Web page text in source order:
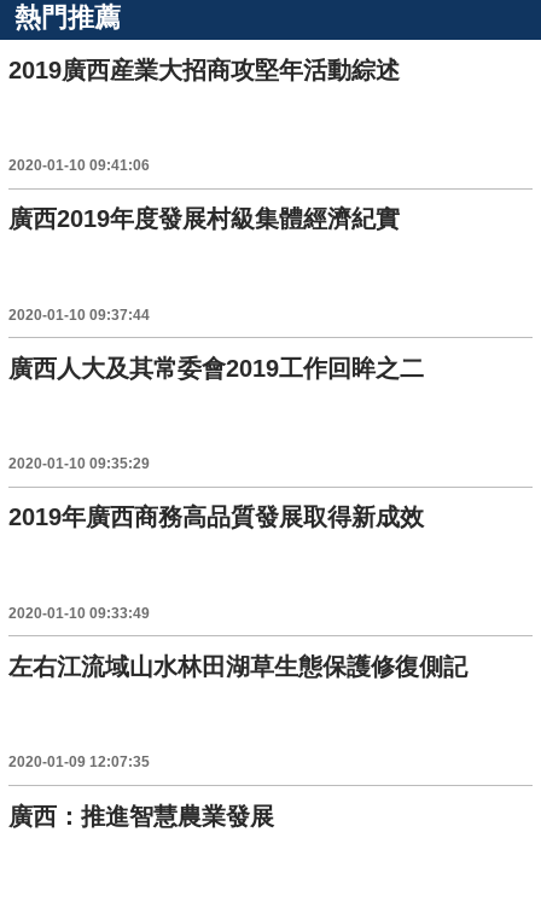
熱門推薦
2019廣西産業大招商攻堅年活動綜述
2020-01-10 09:41:06
廣西2019年度發展村級集體經濟紀實
2020-01-10 09:37:44
廣西人大及其常委會2019工作回眸之二
2020-01-10 09:35:29
2019年廣西商務高品質發展取得新成效
2020-01-10 09:33:49
左右江流域山水林田湖草生態保護修復側記
2020-01-09 12:07:35
廣西：推進智慧農業發展